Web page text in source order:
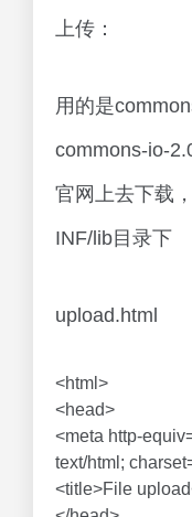
上传：
用的是
commons-io-
官网上去下载
INF/lib目录下
upload.html
<html>
<head>
<meta http-
text/html;
<title>File